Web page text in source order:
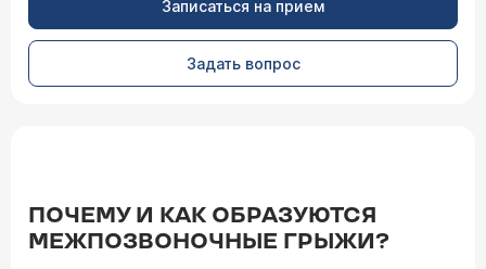
Записаться на прием
Задать вопрос
ПОЧЕМУ И КАК ОБРАЗУЮТСЯ
МЕЖПОЗВОНОЧНЫЕ ГРЫЖИ?